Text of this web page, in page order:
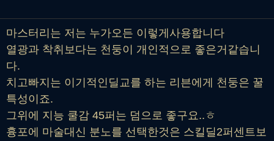
마스터리는 저는 누가오든 이렇게사용합니다
열광과 착취보다는 천둥이 개인적으로 좋은거같습니
다.
치고빠지는 이기적인딜교를 하는 리븐에게 천둥은 꿀
특성이죠.
그위에 지능 쿨감 45퍼는 덤으로 좋구요..ㅎ
흉포에 마술대신 분노를 선택한것은 스킬딜2퍼센트보